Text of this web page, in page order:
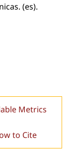
(es).
Metrics
to Cite